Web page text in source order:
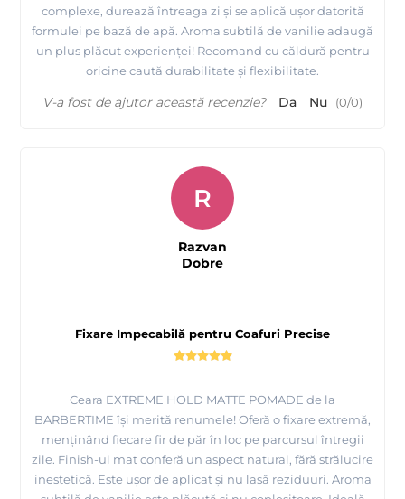
complexe, durează întreaga zi și se aplică ușor datorită
formulei pe bază de apă. Aroma subtilă de vanilie adaugă
un plus plăcut experienței! Recomand cu căldură pentru
oricine caută durabilitate și flexibilitate.
V-a fost de ajutor această recenzie? Da Nu (0/0)
Fixare Impecabilă pentru Coafuri Precise
Ceara EXTREME HOLD MATTE POMADE de la
BARBERTIME își merită renumele! Oferă o fixare extremă,
menținând fiecare fir de păr în loc pe parcursul întregii
zile. Finish-ul mat conferă un aspect natural, fără strălucire
inestetică. Este ușor de aplicat și nu lasă reziduuri. Aroma
R
Razvan
Dobre